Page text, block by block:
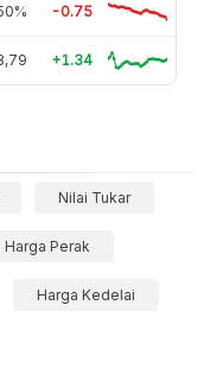
-0.75
+1.34
Nilai Tukar
Harga Perak
Harga Kedelai